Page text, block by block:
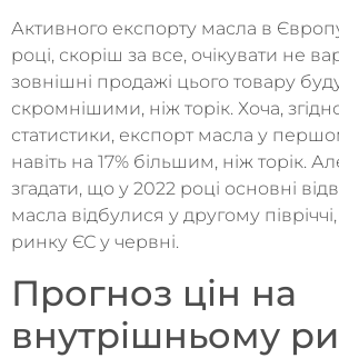
Активного експорту масла в
році, скоріш за все, очікувати не
зовнішні продажі цього товару
скромнішими, ніж торік. Хоча,
статистики, експорт масла у
навіть на 17% більшим, ніж торік.
згадати, що у 2022 році основні
масла відбулися у другому
ринку ЄС у червні.
Прогноз цін на
внутрішньому